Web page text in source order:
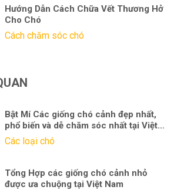
Hướng Dẫn Cách Chữa Vết Thương Hở
Cho Chó
Cách chăm sóc chó
Bật Mí Các giống chó cảnh đẹp nhất,
phổ biến và dễ chăm sóc nhất tại Việt
Nam
Các loại chó
Tổng Hợp các giống chó cảnh nhỏ
được ưa chuộng tại Việt Nam